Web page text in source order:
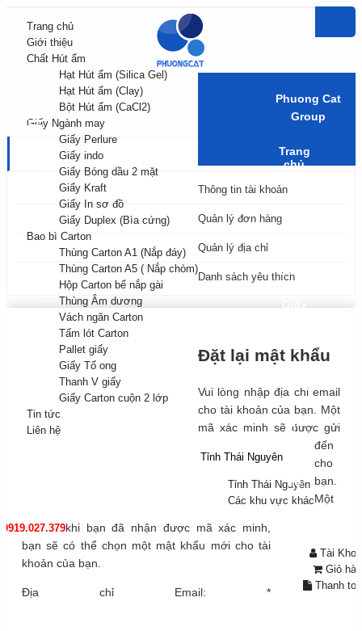
Trang chủ
Giới thiệu
Chất Hút ẩm
Hạt Hút ẩm (Silica Gel)
Hạt Hút ẩm (Clay)
Bột Hút ẩm (CaCl2)
Giấy Ngành may
Giấy Perlure
Giấy indo
Giấy Bóng dầu 2 mặt
Giấy Kraft
Giấy In sơ đồ
Giấy Duplex (Bìa cứng)
Bao bì Carton
Thùng Carton A1 (Nắp đáy)
Thùng Carton A5 ( Nắp chòm)
Hộp Carton bế nắp gài
Thùng Âm dương
Vách ngăn Carton
Tấm lót Carton
Pallet giấy
Giấy Tổ ong
Thanh V giấy
Giấy Carton cuộn 2 lớp
Tin tức
Liên hệ
Tỉnh Thái Nguyên
Tỉnh Thái Nguyên
Các khu vực khác
0919.027.379
Tài
Giỏ
Thanh
Phuong Cat
Group
Trang
chủ
ẩm
Giấy
Bao bì
Tin
tức
hệ
TÀI KHOẢN CỦA TÔI
Thông tin tài khoản
Quản lý đơn hàng
Quản lý địa chỉ
Danh sách yêu thích
Đặt lại mật khẩu
Vui lòng nhập địa chỉ email
cho tài khoản của bạn. Một
mã xác minh sẽ được gửi
đến
cho
bạn.
Một
khi bạn đã nhận được mã xác minh,
bạn sẽ có thể chọn một mật khẩu mới cho tài
khoản của bạn.
Địa chỉ Email: *